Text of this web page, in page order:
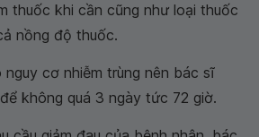
thuốc khi cần cũng như loại thuốc
nồng độ thuốc.
cơ nhiễm trùng nên bác sĩ
không quá 3 ngày tức 72 giờ.